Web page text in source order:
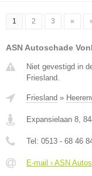
1 2 3 »
ASN Autoschade
Niet gevestigd in
Friesland.
Friesland »
Expansielaan 8,
Tel: 0513 - 68 46
E-mail › ASN